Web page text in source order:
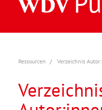
Ressourcen Verzeichnis